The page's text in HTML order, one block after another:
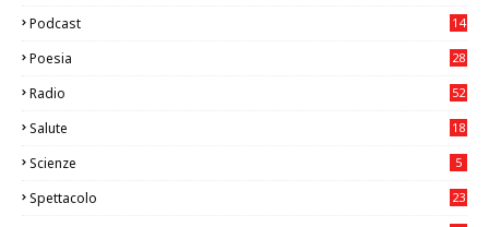
Podcast 14
Poesia 28
Radio 52
Salute
18
Scienze 5
Spettacolo 23